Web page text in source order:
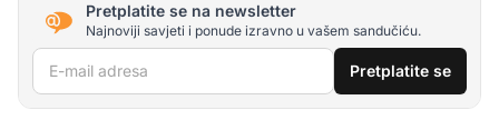
Pretplatite se na newsletter
Najnoviji savjeti i ponude izravno u vašem sandučiću.
E-mail adresa Pretplatite se